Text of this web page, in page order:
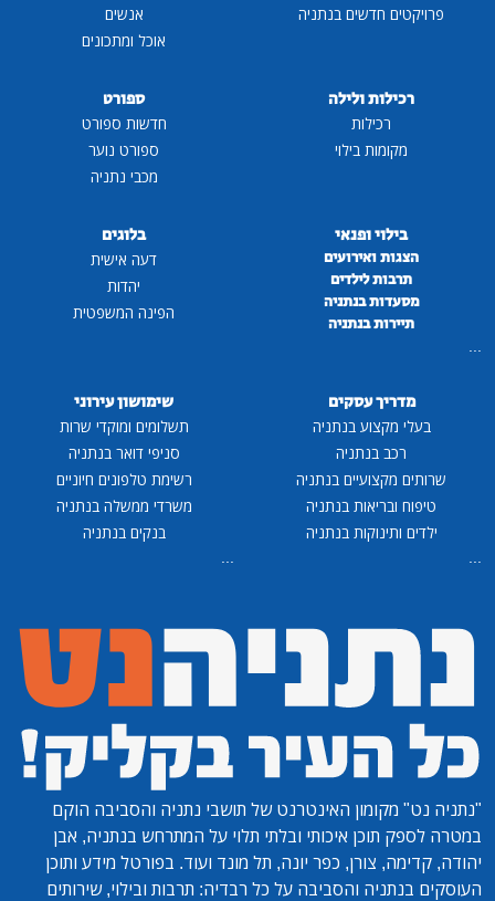
פרויקטים חדשים בנתניה
אנשים
אוכל ומתכונים
רכילות ולילה
רכילות
מקומות בילוי
ספורט
חדשות ספורט
ספורט נוער
מכבי נתניה
בילוי ופנאי
הצגות ואירועים
תרבות לילדים
מסעדות בנתניה
תיירות בנתניה
...
בלוגים
דעה אישית
יהדות
הפינה המשפטית
מדריך עסקים
בעלי מקצוע בנתניה
רכב בנתניה
שרותים מקצועיים בנתניה
טיפוח ובריאות בנתניה
ילדים ותינוקות בנתניה
...
שימושון עירוני
תשלומים ומוקדי שרות
סניפי דואר בנתניה
רשימת טלפונים חיוניים
משרדי ממשלה בנתניה
בנקים בנתניה
...
"נתניה נט" מקומון האינטרנט של תושבי נתניה והסביבה הוקם
במטרה לספק תוכן איכותי ובלתי תלוי על המתרחש בנתניה, אבן
יהודה, קדימה, צורן, כפר יונה, תל מונד ועוד. בפורטל מידע ותוכן
העוסקים בנתניה והסביבה על כל רבדיה: תרבות ובילוי, שירותים